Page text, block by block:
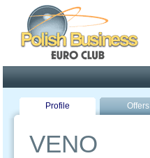
Profile Offers
VENO